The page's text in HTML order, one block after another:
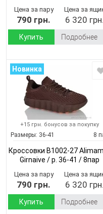
Цена за пару
790 грн.
Цена за
6 320 грн.
Купить Подробнее
Новинка
+15 грн. бонусов за покупку
Размеры: 36-41 8
Кроссовки B1002-27
Girnaive / p. 36-41 / 8пар
Цена за пару
790 грн.
Цена за
6 320 грн.
Купить Подробнее